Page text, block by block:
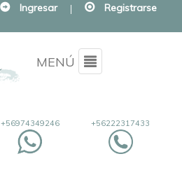
Ingresar | Registrarse
MENÚ Menu
+56222317433
+56974349246